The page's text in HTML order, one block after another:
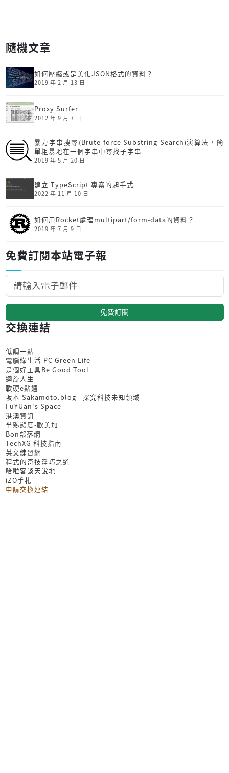
隨機文章
如何壓縮或是美化JSON格式的資料？
2019 年 2 月 13 日
Proxy Surfer
2012 年 9 月 7 日
暴力字串搜尋(Brute-force Substring Search)演算法，簡
單粗暴地在一個字串中尋找子字串
2019 年 5 月 20 日
建立 TypeScript 專案的起手式
2022 年 11 月 10 日
如何用Rocket處理multipart/form-data的資料？
2019 年 7 月 9 日
免費訂閱本站電子報
免費訂閱
交換連結
低調一點
電腦綠生活 PC Green Life
是個好工具Be Good Tool
迴旋人生
軟硬e點通
坂本 Sakamoto.blog - 探究科技未知領域
FuYUan's Space
港澳資訊
半熟態度-歐美加
Bon部落網
TechXG 科技指南
英文練習網
程式的奇技淫巧之道
哈啦客談天說地
iZO手札
申請交換連結